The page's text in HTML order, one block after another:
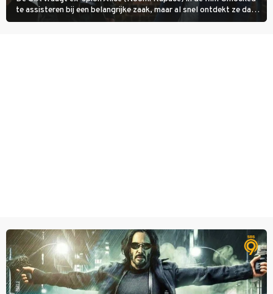
te assisteren bij een belangrijke zaak, maar al snel ontdekt ze dat
degene die haar aanstelde kwade bedoelingen heeft.